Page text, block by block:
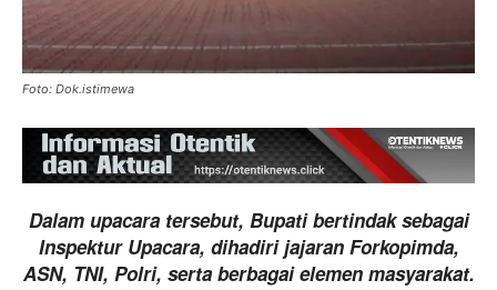
Foto: Dok.istimewa
Dalam upacara tersebut, Bupati bertindak sebagai
Inspektur Upacara, dihadiri jajaran Forkopimda,
ASN, TNI, Polri, serta berbagai elemen masyarakat.